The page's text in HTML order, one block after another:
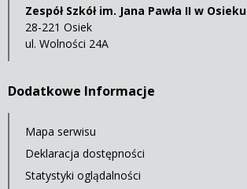
Zespół Szkół im. Jana Pawła II w Osieku
28-221 Osiek
ul. Wolności 24A
Dodatkowe Informacje
Mapa serwisu
Deklaracja dostępności
Statystyki oglądalności